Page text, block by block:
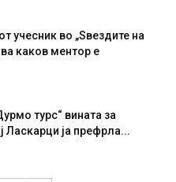
учесник во „Ѕвездите на
каков ментор е
турс“ вината за
Ласкарци ја префрла...